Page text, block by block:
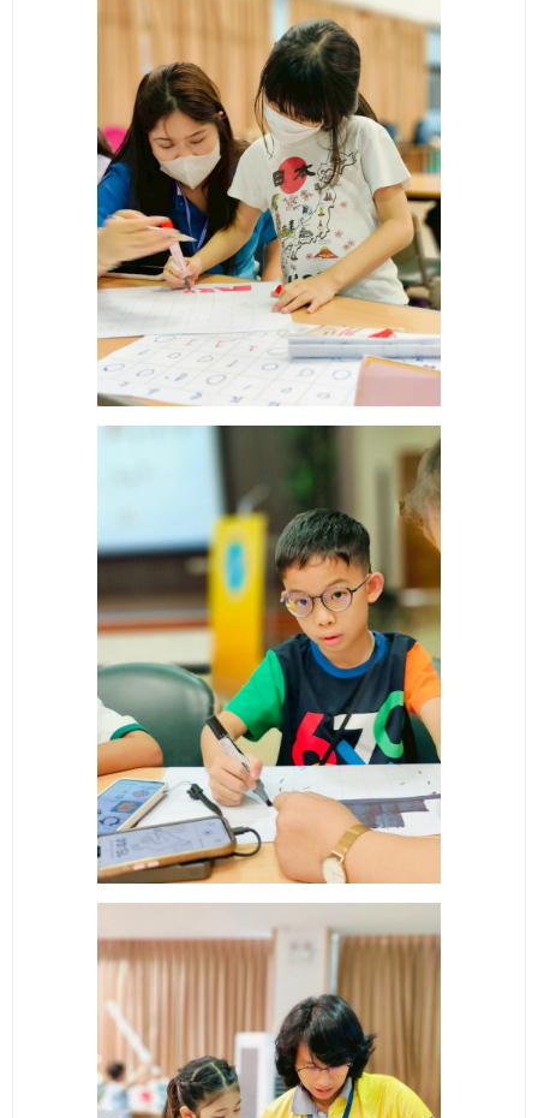
- การจัดการความรู้ (KM Scitech)
- โครงการบริหารจัดการพื้นที่ 10 ไร่ ด้านหลังโรงสีข้าว
สวนดุสิต จังหวัดปราจีนบุรี
- โครงการส่งเสริมการปลูกกล้วยเล็บมือนางฯ
- ผลงาน/รางวัล
- SDU Zero Waste
- งานวิจัย/นวัตกรรม
ติดต่อเรา